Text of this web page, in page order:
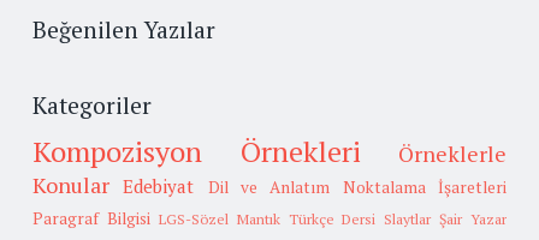
Beğenilen Yazılar
Kategoriler
Kompozisyon Örnekleri
Örneklerle
Konular Edebiyat Dil ve Anlatım
Noktalama İşaretleri
Paragraf Bilgisi LGS-Sözel Mantık Türkçe Dersi Slaytlar Şair Yazar